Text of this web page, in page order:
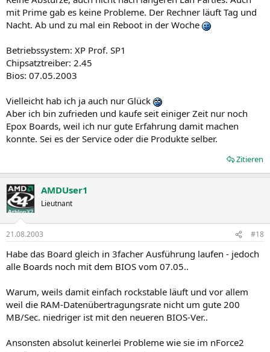
mit Prime gab es keine Probleme. Der Rechner läuft Tag und
Nacht. Ab und zu mal ein Reboot in der Woche
Betriebssystem: XP Prof. SP1
Chipsatztreiber: 2.45
Bios: 07.05.2003
Vielleicht hab ich ja auch nur Glück
Aber ich bin zufrieden und kaufe seit einiger Zeit nur noch
Epox Boards, weil ich nur gute Erfahrung damit machen
konnte. Sei es der Service oder die Produkte selber.
Zitieren
AMDUser1
Lieutnant
21.08.2003 #18
Habe das Board gleich in 3facher Ausführung laufen - jedoch
alle Boards noch mit dem BIOS vom 07.05..
Warum, weils damit einfach rockstable läuft und vor allem
weil die RAM-Datenübertragungsrate nicht um gute 200
MB/Sec. niedriger ist mit den neueren BIOS-Ver..
Ansonsten absolut keinerlei Probleme wie sie im nForce2